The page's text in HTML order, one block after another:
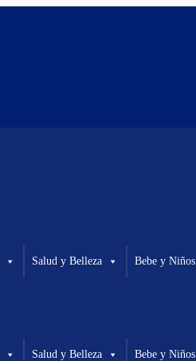
Salud y Belleza Bebe y Niños
Salud y Belleza Bebe y Niños